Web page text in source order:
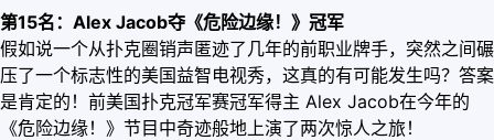
第15名：Alex Jacob夺《危险边缘！》冠军
假如说一个从扑克圈销声匿迹了几年的前职业牌手，突然之间碾
压了一个标志性的美国益智电视秀，这真的有可能发生吗？答案
是肯定的！前美国扑克冠军赛冠军得主 Alex Jacob在今年的
《危险边缘！》节目中奇迹般地上演了两次惊人之旅！